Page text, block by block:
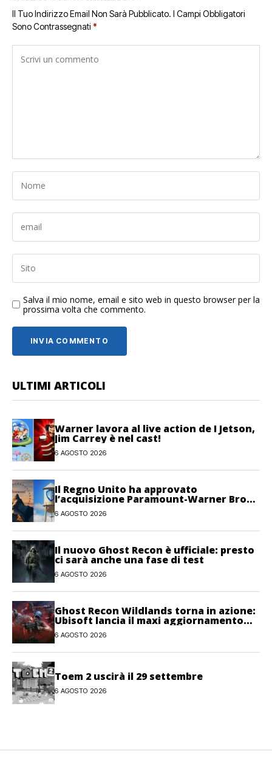
Il Tuo Indirizzo Email Non Sarà Pubblicato. I Campi Obbligatori
Sono Contrassegnati *
Salva il mio nome, email e sito web in questo browser per la
prossima volta che commento.
ULTIMI ARTICOLI
Warner lavora al live action de I Jetson,
Jim Carrey è nel cast!
6 AGOSTO 2026
Il Regno Unito ha approvato
l’acquisizione Paramount-Warner Bros
Discovery
6 AGOSTO 2026
Il nuovo Ghost Recon è ufficiale: presto
ci sarà anche una fase di test
6 AGOSTO 2026
Ghost Recon Wildlands torna in azione:
Ubisoft lancia il maxi aggiornamento
gratuito Last Rites
6 AGOSTO 2026
Toem 2 uscirà il 29 settembre
6 AGOSTO 2026